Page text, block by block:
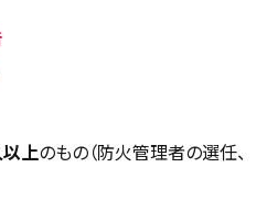
上のもの（防火管理者の選任、